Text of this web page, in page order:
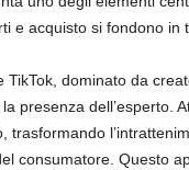
e acquisto si fondono in
TikTok, dominato da
presenza dell’esperto.
trasformando
consumatore. Questo